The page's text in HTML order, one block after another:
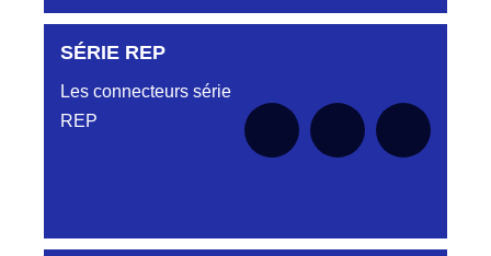
Aucune pièce disponible pour cette série pour
SÉRIE REP
Les connecteurs série
REP